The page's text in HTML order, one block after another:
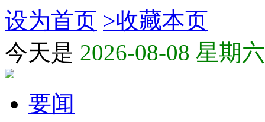
设为首页 >收藏本页
今天是 2026-08-08 星期六
要闻